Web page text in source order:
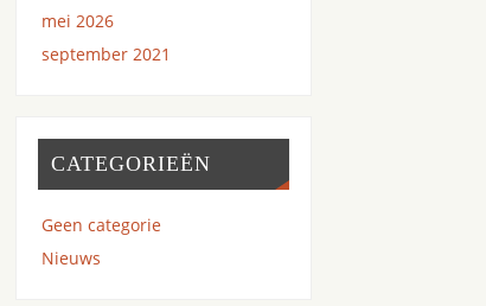
mei 2026
september 2021
CATEGORIEËN
Geen categorie
Nieuws